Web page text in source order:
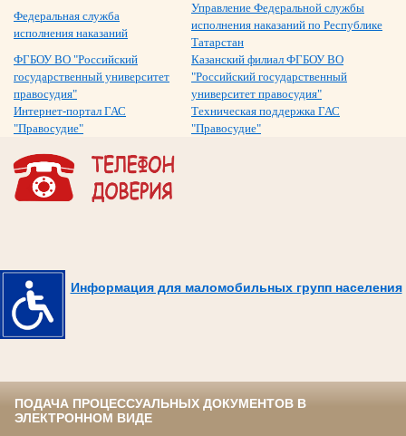
Федеральная служба
исполнения наказаний
Управление Федеральной службы
исполнения наказаний по Республике
Татарстан
ФГБОУ ВО "Российский
государственный университет
правосудия"
Казанский филиал ФГБОУ ВО
"Российский государственный
университет правосудия"
Интернет-портал ГАС
"Правосудие"
Техническая поддержка ГАС
"Правосудие"
Информация для маломобильных групп населения
ПОДАЧА ПРОЦЕССУАЛЬНЫХ ДОКУМЕНТОВ В
ЭЛЕКТРОННОМ ВИДЕ